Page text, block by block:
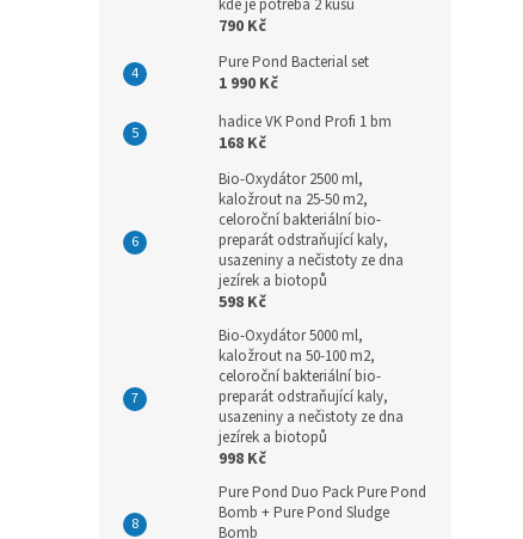
kde je potřeba 2 kusů
790 Kč
Pure Pond Bacterial set
1 990 Kč
hadice VK Pond Profi 1 bm
168 Kč
Bio-Oxydátor 2500 ml,
kaložrout na 25-50 m2,
celoroční bakteriální bio-
preparát odstraňující kaly,
usazeniny a nečistoty ze dna
jezírek a biotopů
598 Kč
Bio-Oxydátor 5000 ml,
kaložrout na 50-100 m2,
celoroční bakteriální bio-
preparát odstraňující kaly,
usazeniny a nečistoty ze dna
jezírek a biotopů
998 Kč
Pure Pond Duo Pack Pure Pond
Bomb + Pure Pond Sludge
Bomb